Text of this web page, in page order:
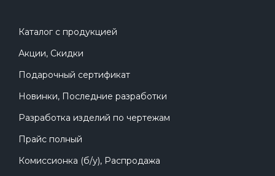
Каталог с продукцией
Акции, Скидки
Подарочный сертификат
Новинки, Последние разработки
Разработка изделий по чертежам
Прайс полный
Комиссионка (б/у), Распродажа